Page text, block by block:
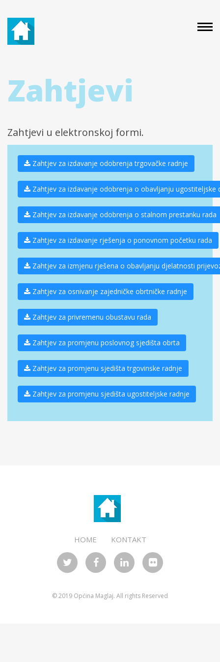
Zahtjevi
Zahtjevi u elektronskoj formi.
Zahtjev za izdavanje odobrenja trgovačke radnje
Zahtjev za izdavanje odobrenja o obavljanju ugostiteljske
Zahtjev za izdavanje odobrenja o stalnom prestanku rada
Zahtjev za izdavanje rješenja o ponovnom početku rada
Zahtjev za izmjenu rješena o obavljanju djelatnosti
Zahtjev za osnivanje zajedničke obrtničke radnje
Zahtjev za privremenu obustavu rada
Zahtjev za promjenu poslovnog sjedišta obrta
Zahtjev za promjenu sjedišta trgovinske radnje
Zahtjev za promjenu sjedišta ugostiteljske radnje
HOME KONTAKT
© 2019 Općina Maglaj. All rights Reserved